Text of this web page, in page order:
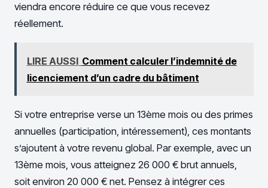
viendra encore réduire ce que vous recevez
réellement.
LIRE AUSSI Comment calculer l’indemnité de
licenciement d’un cadre du bâtiment
Si votre entreprise verse un 13ème mois ou des primes
annuelles (participation, intéressement), ces montants
s’ajoutent à votre revenu global. Par exemple, avec un
13ème mois, vous atteignez 26 000 € brut annuels,
soit environ 20 000 € net. Pensez à intégrer ces